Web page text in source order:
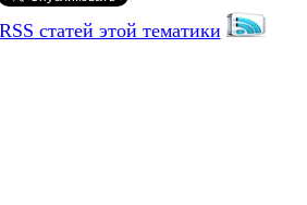
статей этой тематики